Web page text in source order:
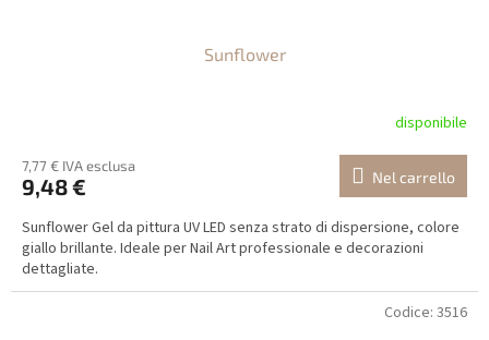
Sunflower
disponibile
7,77 € IVA esclusa
9,48 € Nel carrello
Sunflower Gel da pittura UV LED senza strato di dispersione, colore
giallo brillante. Ideale per Nail Art professionale e decorazioni
dettagliate.
Codice: 3516